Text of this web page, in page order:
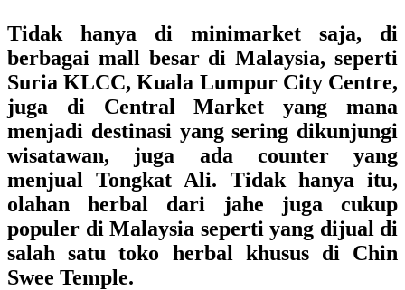
Tidak hanya di minimarket saja, di
berbagai mall besar di Malaysia, seperti
Suria KLCC, Kuala Lumpur City Centre,
juga di Central Market yang mana
menjadi destinasi yang sering dikunjungi
wisatawan, juga ada counter yang
menjual Tongkat Ali. Tidak hanya itu,
olahan herbal dari jahe juga cukup
populer di Malaysia seperti yang dijual di
salah satu toko herbal khusus di Chin
Swee Temple.